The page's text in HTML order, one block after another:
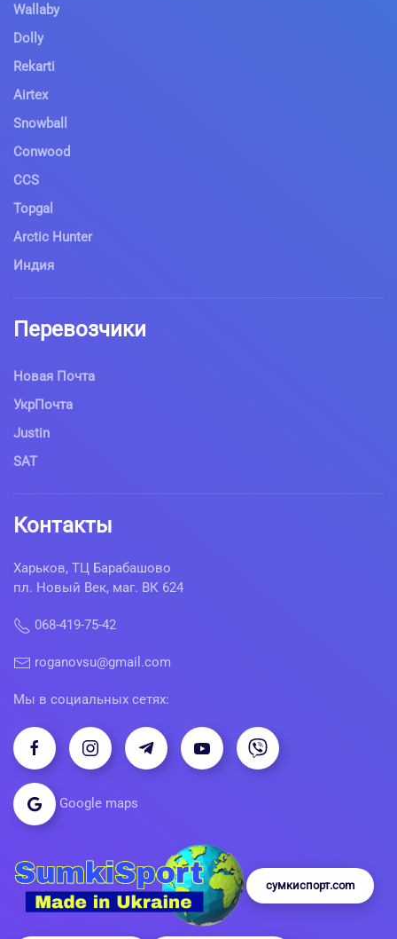
Wallaby
Dolly
Rekarti
Airtex
Snowball
Conwood
CCS
Topgal
Arctic Hunter
Индия
Перевозчики
Новая Почта
УкрПочта
Justin
SAT
Контакты
Харьков, ТЦ Барабашово
пл. Новый Век, маг. ВК 624
068-419-75-42
roganovsu@gmail.com
Мы в социальных сетях:
Google maps
сумкиспорт.com